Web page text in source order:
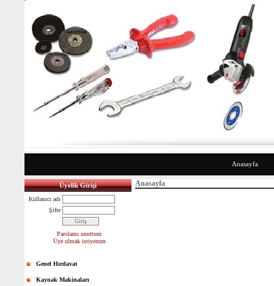
Anasayfa
Üyelik Girişi
Kullanıcı adı
Şifre
Parolamı unuttum
Üye olmak istiyorum
Genel Hırdavat
Kaynak Makinaları
Anasayfa